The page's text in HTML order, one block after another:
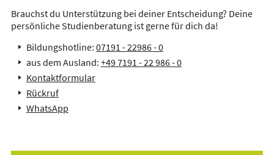
Brauchst du Unterstützung bei deiner Entscheidung? Deine
persönliche Studienberatung ist gerne für dich da!
Bildungshotline: 07191 - 22986 - 0
aus dem Ausland: +49 7191 - 22 986 - 0
Kontaktformular
Rückruf
WhatsApp